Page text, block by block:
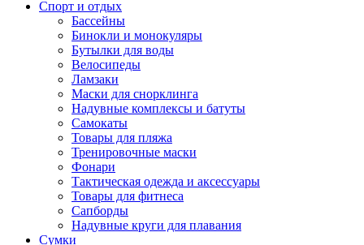
Спорт и отдых
Бассейны
Бинокли и монокуляры
Бутылки для воды
Велосипеды
Ламзаки
Маски для снорклинга
Надувные комплексы и батуты
Самокаты
Товары для пляжа
Тренировочные маски
Фонари
Тактическая одежда и аксессуары
Товары для фитнеса
Сапборды
Надувные круги для плавания
Сумки